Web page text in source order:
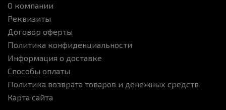
О компании
Реквизиты
Договор оферты
Политика конфиденциальности
Информация о доставке
Способы оплаты
Политика возврата товаров и денежных средств
Карта сайта